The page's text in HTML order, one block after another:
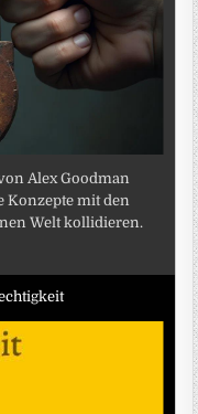
Alex Goodman
Konzepte mit den
Welt kollidieren.